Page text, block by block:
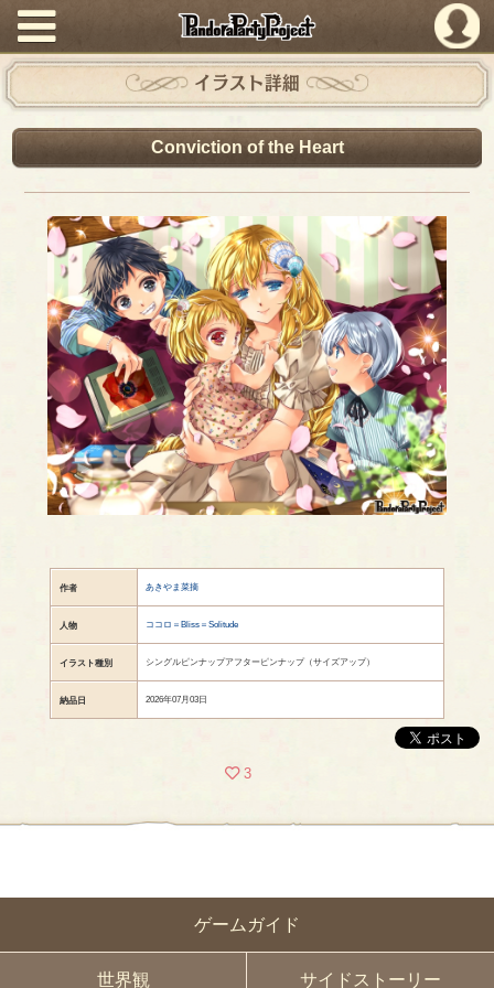
PandoraPartyProject
ゲームガイド
世界観 サイドストーリー
イラスト詳細
Conviction of the Heart
作者 あきやま菜摘
人物 ココロ＝Bliss＝Solitude
イラスト種別 シングルピンナップアフターピンナップ（サイズアップ）
納品日 2026年07月03日
3